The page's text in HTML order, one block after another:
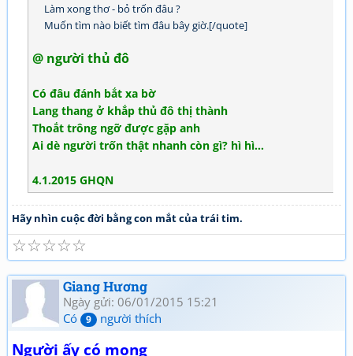
Làm xong thơ - bỏ trốn đâu ?
Muốn tìm nào biết tìm đâu bây giờ.[/quote]
@ người thủ đô
Có đâu đánh bắt xa bờ
Lang thang ở khắp thủ đô thị thành
Thoắt trông ngỡ được gặp anh
Ai dè người trốn thật nhanh còn gì? hì hì...
4.1.2015 GHQN
Hãy nhìn cuộc đời bằng con mắt của trái tim.
☆
☆
☆
☆
☆
Giang Hương
Ngày gửi: 06/01/2015 15:21
Có
9 người thích
Người ấy có mong